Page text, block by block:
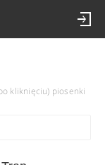
kliknięciu) piosenki